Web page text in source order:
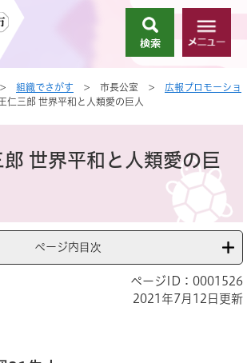
索
メ
ニ
ー
> 組織でさがす > 市長公室 >
広報プロモーショ
仁三郎 世界平和と人類愛の巨人
世界平和と人類愛の巨
ページ内目次
ページID：0001526
2021年7月12日更新